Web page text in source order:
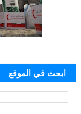
ابحث في الموقع